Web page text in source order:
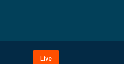
Live